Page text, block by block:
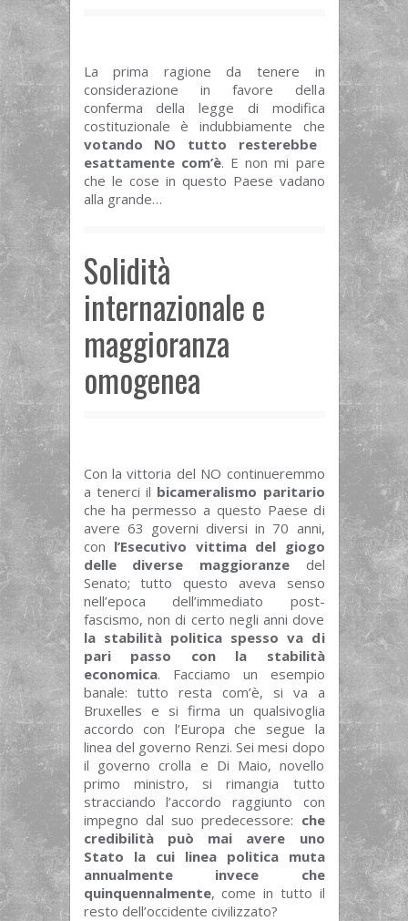
La prima ragione da tenere in
considerazione in favore della
conferma della legge di modifica
costituzionale è indubbiamente che
votando NO
tutto resterebbe
esattamente com’è. E non mi pare
che le cose in questo Paese vadano
alla grande…
Solidità
internazionale e
maggioranza
omogenea
Con la vittoria del NO continueremmo
a tenerci il bicameralismo paritario
che ha permesso a questo Paese di
avere 63 governi diversi in 70 anni,
con l’Esecutivo vittima del giogo
delle diverse maggioranzedel
Senato; tutto questo aveva senso
nell’epoca dell’immediato post-
fascismo, non di certo negli anni dove
la stabilità politica spesso va di
pari passo con la stabilità
economica. Facciamo un esempio
banale: tutto resta com’è, si va a
Bruxelles e si firma un qualsivoglia
accordo con l’Europa che segue la
linea del governo Renzi. Sei mesi dopo
il governo crolla e Di Maio, novello
primo ministro, si rimangia tutto
stracciando l’accordo raggiunto con
impegno dal suo predecessore: che
credibilità può mai avere uno
Stato la cui linea politica muta
annualmente invece che
quinquennalmente, come in tutto il
resto dell’occidente civilizzato?